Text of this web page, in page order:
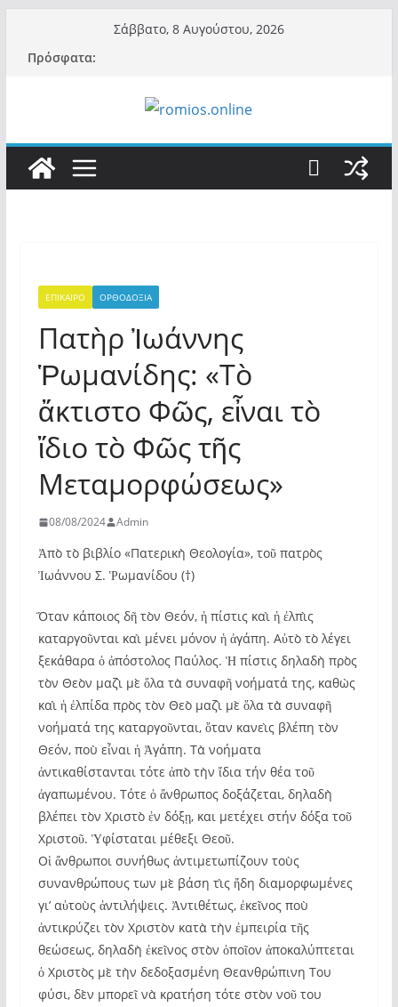
περιεχόμενο
Σάββατο, 8 Αυγούστου, 2026
Πρόσφατα:
ΕΠΙΚΑΙΡΟ ΟΡΘΟΔΟΞΙΑ
Πατὴρ Ἰωάννης
Ῥωμανίδης: «Τὸ
ἄκτιστο Φῶς, εἶναι τὸ
ἴδιο τὸ Φῶς τῆς
Μεταμορφώσεως»
08/08/2024 Admin
Ἀπὸ τὸ βιβλίο «Πατερικὴ Θεολογία», τοῦ πατρὸς
Ἰωάννου Σ. Ῥωμανίδου (†)
Ὅταν κάποιος δῆ τὸν Θεόν, ἡ πίστις καὶ ἡ ἐλπὶς
καταργοῦνται καὶ μένει μόνον ἡ ἀγάπη. Αὐτὸ τὸ λέγει
ξεκάθαρα ὁ ἀπόστολος Παύλος. Ἡ πίστις δηλαδὴ πρὸς
τὸν Θεὸν μαζὶ μὲ ὅλα τὰ συναφῆ νοήματά της, καθὼς
καὶ ἡ ἐλπίδα πρὸς τὸν Θεὸ μαζὶ μὲ ὅλα τὰ συναφῆ
νοήματά της καταργοῦνται, ὅταν κανεὶς βλέπη τὸν
Θεόν, ποὺ εἶναι ἡ Ἀγάπη. Τὰ νοήματα
ἀντικαθίστανται τότε ἀπὸ τὴν ἴδια τήν θέα τοῦ
ἀγαπωμένου. Τότε ὁ ἄνθρωπος δοξάζεται, δηλαδὴ
βλέπει τὸν Χριστὸ ἐν δόξῃ, και μετέχει στήν δόξα τοῦ
Χριστοῦ. Ὑφίσταται μέθεξι Θεοῦ.
Οἱ ἄνθρωποι συνήθως ἀντιμετωπίζουν τοὺς
συνανθρώπους των μὲ βάση τὶς ἤδη διαμορφωμένες
γι’ αὐτοὺς ἀντιλήψεις. Ἀντιθέτως, ἐκεῖνος ποὺ
ἀντικρύζει τὸν Χριστὸν κατὰ τὴν ἐμπειρία τῆς
θεώσεως, δηλαδὴ ἐκεῖνος στὸν ὁποῖον ἀποκαλύπτεται
ὁ Χριστὸς μὲ τὴν δεδοξασμένη Θεανθρώπινη Του
φύσι, δὲν μπορεῖ νὰ κρατήση τότε στὸν νοῦ του